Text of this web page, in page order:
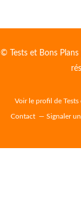
© Tests et Bons
Voir le profil de Tests
Contact Signaler